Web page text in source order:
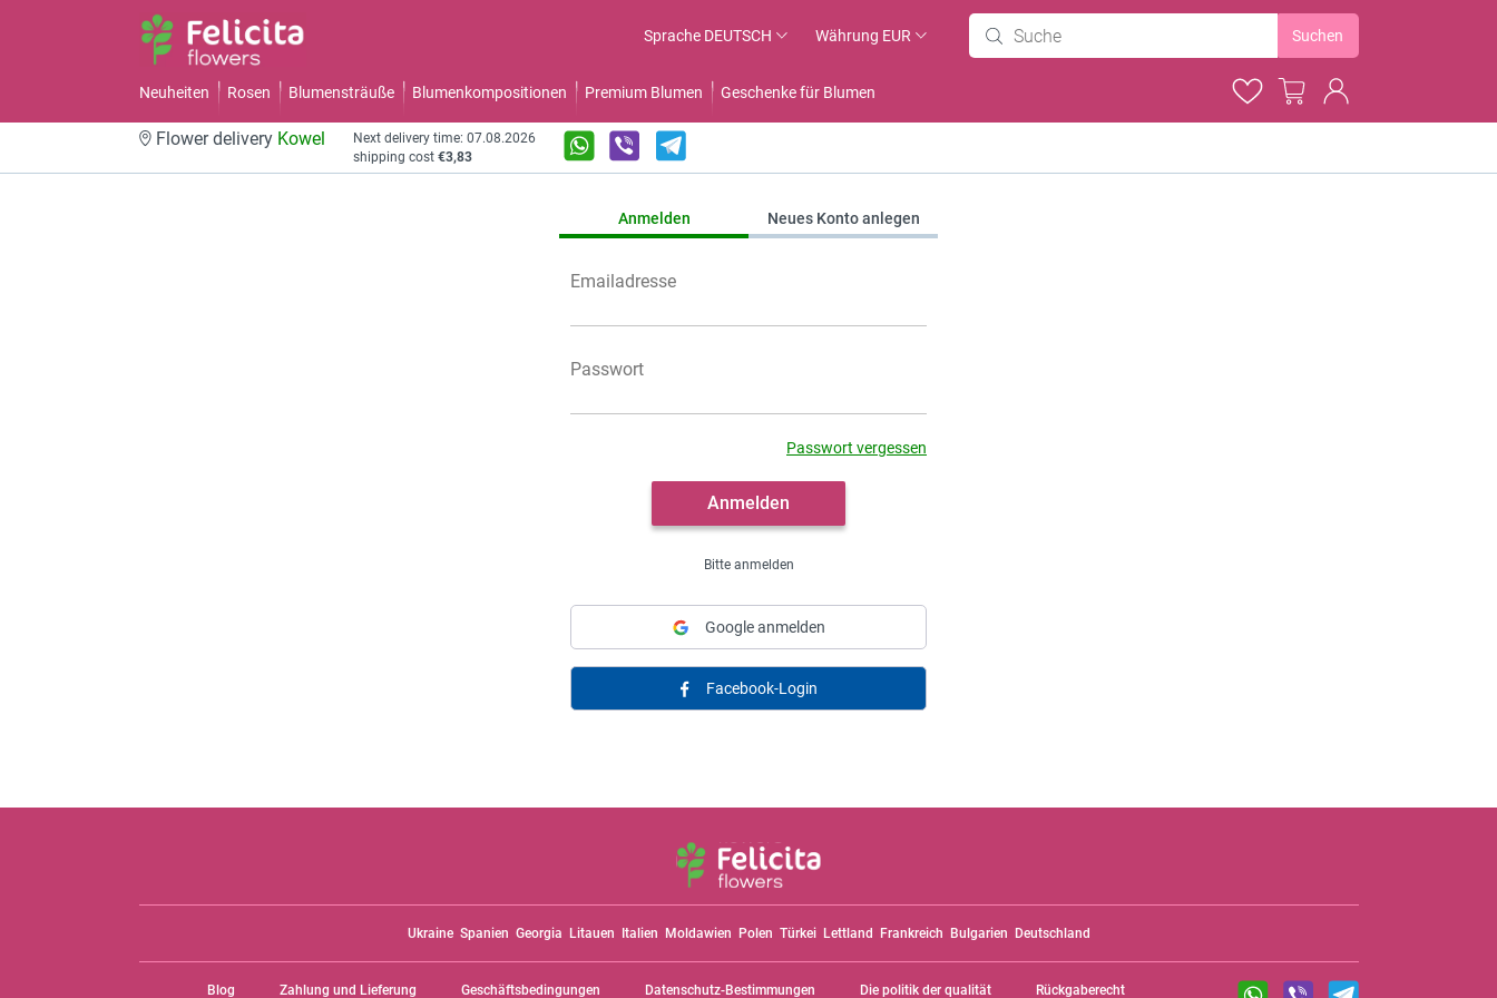
Sprache DEUTSCH Währung EUR Suchen
Neuheiten Rosen Blumensträuße Blumenkompositionen Premium Blumen Geschenke für Blumen
Flower delivery Kowel
Next delivery time: 07.08.2026
shipping cost €3,83
Anmelden Neues Konto anlegen
Passwort vergessen
Bitte anmelden
Google anmelden
Facebook-Login
Ukraine Spanien Georgia Litauen Italien Moldawien Polen Türkei Lettland Frankreich Bulgarien Deutschland
Blog Zahlung und Lieferung Geschäftsbedingungen Datenschutz-Bestimmungen Die politik der qualität Rückgaberecht